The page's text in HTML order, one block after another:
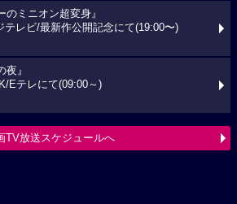
のミニオン超変身』
テレビ/最新作公開記念にて(19:00〜)
夜』
Eテレにて(09:00～)
TV放送スケジュールへ